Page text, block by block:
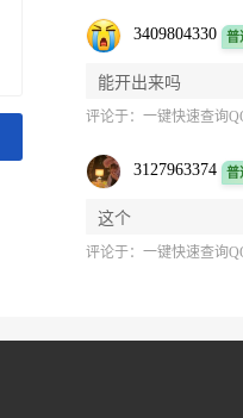
3409804330 普
能开出来吗
评论于：一键快速查询
3127963374 普
这个
评论于：一键快速查询